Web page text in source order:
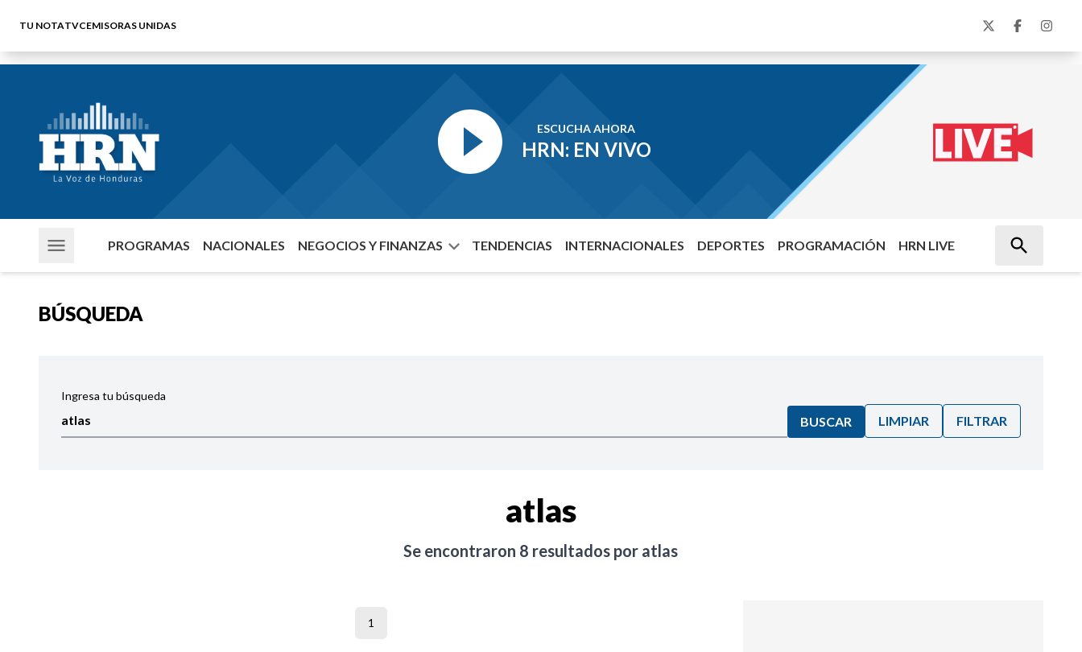
TU NOTATVCEMISORAS UNIDAS
ESCUCHA AHORA
HRN: EN VIVO
PROGRAMAS NACIONALES NEGOCIOS Y FINANZAS TENDENCIAS INTERNACIONALES DEPORTES PROGRAMACIÓN HRN LIVE
BÚSQUEDA
Ingresa tu búsqueda
BUSCAR LIMPIAR FILTRAR
atlas
Se encontraron 8 resultados por atlas
1